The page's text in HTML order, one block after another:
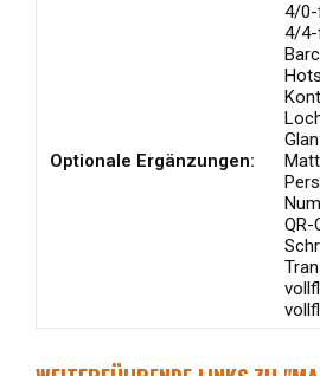
Optionale Ergänzungen:
4/0-
4/4-
QR-